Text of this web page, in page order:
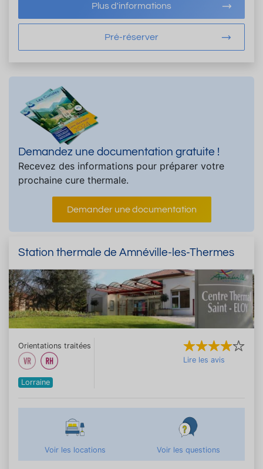
Plus d'informations
Pré-réserver
Demandez une documentation gratuite !
Recevez des informations pour préparer votre
prochaine cure thermale.
Demander une documentation
Station thermale de Amnéville-les-Thermes
Orientations traitées
Lorraine
Lire les avis
Voir les locations Voir les questions